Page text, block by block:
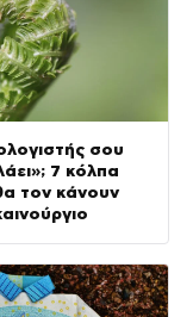
σου
7 κόλπα
τον κάνουν